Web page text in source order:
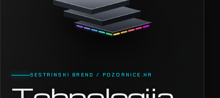
SESTRINSKI BREND / POZORNICE.HR